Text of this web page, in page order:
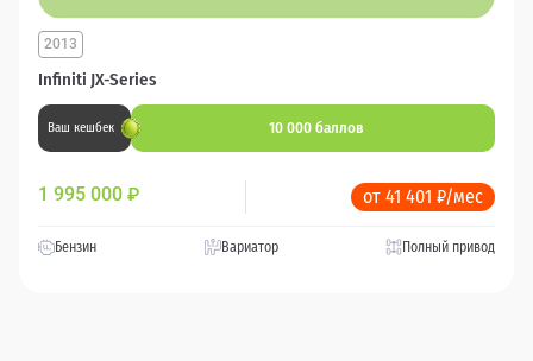
Infiniti JX-Series
2013
Ваш кешбек 10 000 баллов
1 995 000 ₽ от 41 401 ₽/мес
Бензин Вариатор Полный привод